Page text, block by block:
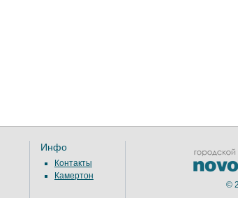
Инфо
Контакты
Камертон
©